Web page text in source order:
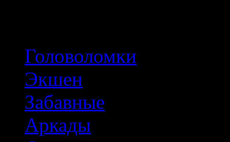
Головоломки
Экшен
Забавные
Аркады